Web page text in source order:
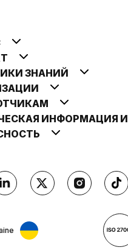
ЗНАНИЙ
ИНФОРМАЦИЯ И